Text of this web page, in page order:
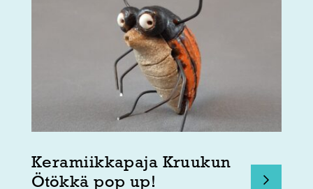
Keramiikkapaja Kruukun
Ötökkä pop up!